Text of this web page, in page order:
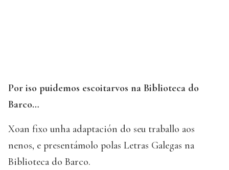
Por iso puidemos escoitarvos na Biblioteca do
Barco…
Xoan fixo unha adaptación do seu traballo aos
nenos, e presentámolo polas Letras Galegas na
Biblioteca do Barco.